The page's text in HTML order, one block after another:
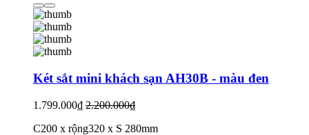
Két sắt mini khách sạn AH30B - màu đen
1.799.000₫ 2.200.000₫
C200 x rộng320 x S 280mm